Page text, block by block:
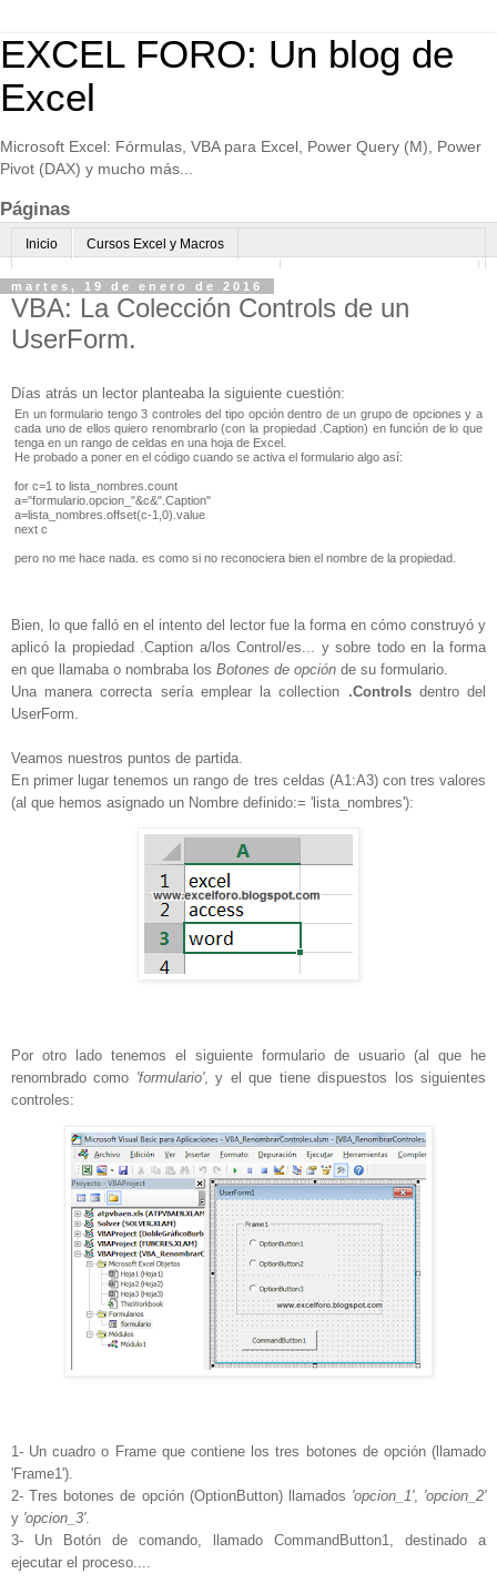
EXCEL FORO: Un blog de
Excel
Microsoft Excel: Fórmulas, VBA para Excel, Power Query (M), Power
Pivot (DAX) y mucho más...
Páginas
Inicio Cursos Excel y Macros
Excel Avanzado online-Microsoft Teams
Normas de uso Algo sobre mi
martes, 19 de enero de 2016
VBA: La Colección Controls de un
UserForm.
Días atrás un lector planteaba la siguiente cuestión:
En un formulario tengo 3 controles del tipo opción dentro de un grupo de opciones y a
cada uno de ellos quiero renombrarlo (con la propiedad .Caption) en función de lo que
tenga en un rango de celdas en una hoja de Excel.
He probado a poner en el código cuando se activa el formulario algo así:
for c=1 to lista_nombres.count
a="formulario.opcion_"&c&".Caption"
a=lista_nombres.offset(c-1,0).value
next c
pero no me hace nada. es como si no reconociera bien el nombre de la propiedad.
Bien, lo que falló en el intento del lector fue la forma en cómo construyó y
aplicó la propiedad .Caption a/los Control/es... y sobre todo en la forma
en que llamaba o nombraba los Botones de opción de su formulario.
Una manera correcta sería emplear la collection .Controls dentro del
UserForm.
Veamos nuestros puntos de partida.
En primer lugar tenemos un rango de tres celdas (A1:A3) con tres valores
(al que hemos asignado un Nombre definido:= 'lista_nombres'):
Por otro lado tenemos el siguiente formulario de usuario (al que he
renombrado como 'formulario', y el que tiene dispuestos los siguientes
controles:
1- Un cuadro o Frame que contiene los tres botones de opción (llamado
'Frame1').
2- Tres botones de opción (OptionButton) llamados 'opcion_1', 'opcion_2'
y 'opcion_3'.
3- Un Botón de comando, llamado CommandButton1, destinado a
ejecutar el proceso....